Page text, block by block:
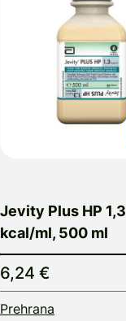
Jevity Plus HP 1,3
kcal/ml, 500 ml
6,24 €
Prehrana